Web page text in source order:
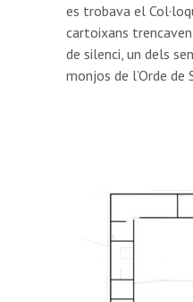
es trobava el
cartoixans
de silenci, un dels
monjos de l’Orde de